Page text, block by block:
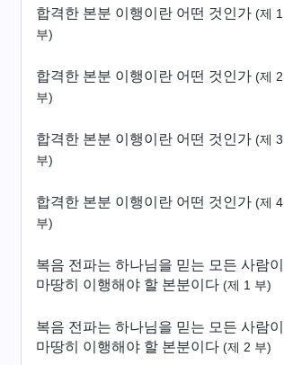
합격한 본분 이행이란 어떤 것인가 (제 1
부)
합격한 본분 이행이란 어떤 것인가 (제 2
부)
합격한 본분 이행이란 어떤 것인가 (제 3
부)
합격한 본분 이행이란 어떤 것인가 (제 4
부)
복음 전파는 하나님을 믿는 모든 사람이
마땅히 이행해야 할 본분이다 (제 1 부)
복음 전파는 하나님을 믿는 모든 사람이
마땅히 이행해야 할 본분이다 (제 2 부)